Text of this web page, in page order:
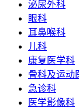
泌尿外科
眼科
耳鼻喉科
儿科
康复医学科
骨科及运动
急诊科
医学影像科